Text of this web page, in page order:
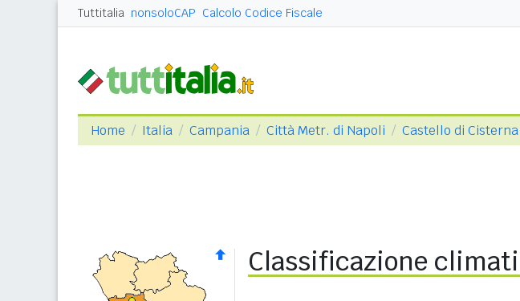
Tuttitalia nonsoloCAP Calcolo Codice Fiscale
Home Italia Campania Città Metr. di Napoli Castello di Cisterna
Classificazione